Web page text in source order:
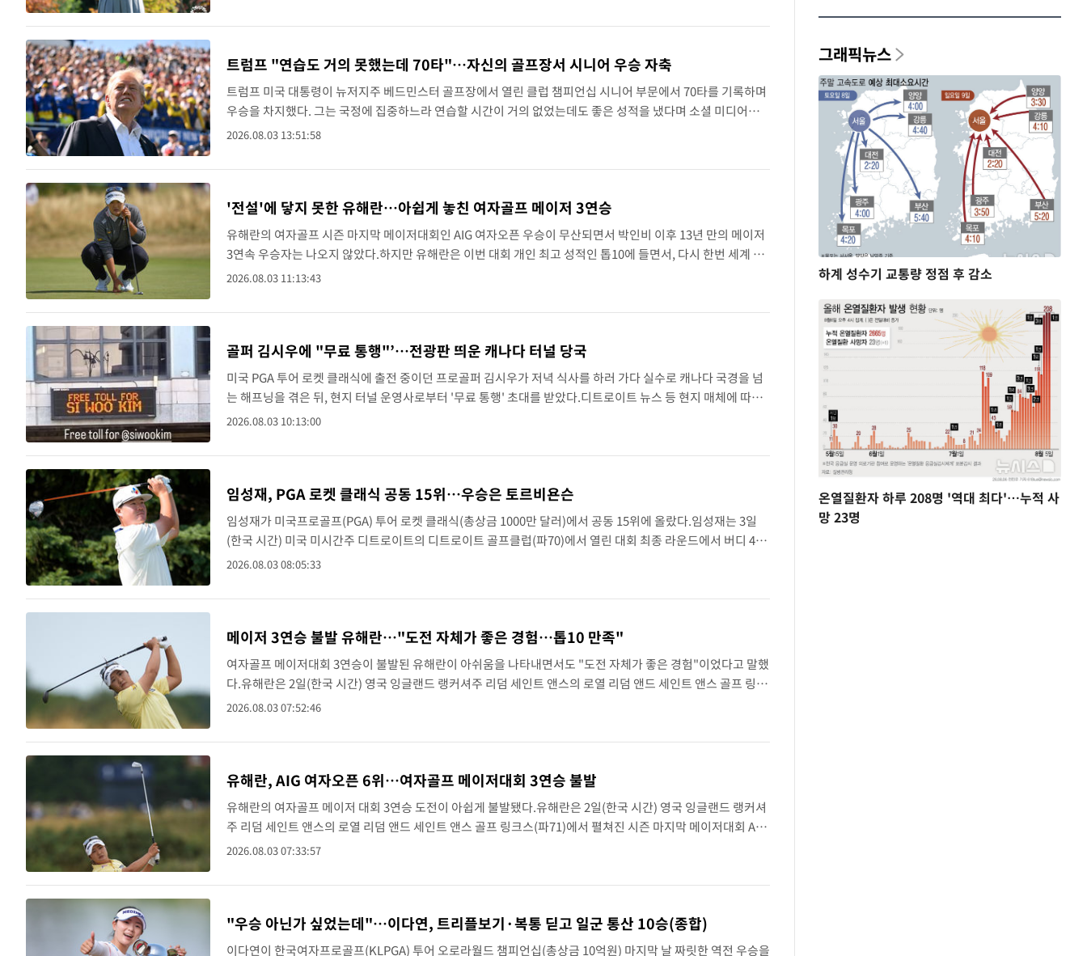
트럼프 "연습도 거의 못했는데 70타"…자신의 골프장서 시니어 우승 자축
트럼프 미국 대통령이 뉴저지주 베드민스터 골프장에서 열린 클럽 챔피언십 시니어 부문에서 70타를 기록하며
우승을 차지했다. 그는 국정에 집중하느라 연습할 시간이 거의 없었는데도 좋은 성적을 냈다며 소셜 미디어
(SNS)를 통해 직접 우승 소식을 전했다.2일(현지 시간) 폭스뉴스 계열 매체 아웃킥에 따르면 트럼프 대통령은
2026.08.03 13:51:58
'전설'에 닿지 못한 유해란…아쉽게 놓친 여자골프 메이저 3연승
유해란의 여자골프 시즌 마지막 메이저대회인 AIG 여자오픈 우승이 무산되면서 박인비 이후 13년 만의 메이저
3연속 우승자는 나오지 않았다.하지만 유해란은 이번 대회 개인 최고 성적인 톱10에 들면서, 다시 한번 세계 정
상급 기량을 확인했다.유해란은 2일(현지 시간) 영국 잉글랜드 랭커셔주 리덤 세인트 앤스의 로열 리덤 앤드 세
2026.08.03 11:13:43
골퍼 김시우에 "무료 통행"’…전광판 띄운 캐나다 터널 당국
미국 PGA 투어 로켓 클래식에 출전 중이던 프로골퍼 김시우가 저녁 식사를 하러 가다 실수로 캐나다 국경을 넘
는 해프닝을 겪은 뒤, 현지 터널 운영사로부터 '무료 통행' 초대를 받았다.디트로이트 뉴스 등 현지 매체에 따르
면 지난달 31일(현지시간) 윈저-디트로이트 터널 운영 당국은 공식 인스타그램에 터널 입구 전광판 사진을 올렸
2026.08.03 10:13:00
임성재, PGA 로켓 클래식 공동 15위…우승은 토르비욘슨
임성재가 미국프로골프(PGA) 투어 로켓 클래식(총상금 1000만 달러)에서 공동 15위에 올랐다.임성재는 3일
(한국 시간) 미국 미시간주 디트로이트의 디트로이트 골프클럽(파70)에서 열린 대회 최종 라운드에서 버디 4개,
보기 1개를 묶어 3언더파 67타를 쳤다.이로써 최종 합계 11언더파 269타를 적어낸 임성재는 공동 15위로 대회
2026.08.03 08:05:33
메이저 3연승 불발 유해란…"도전 자체가 좋은 경험…톱10 만족"
여자골프 메이저대회 3연승이 불발된 유해란이 아쉬움을 나타내면서도 "도전 자체가 좋은 경험"이었다고 말했
다.유해란은 2일(한국 시간) 영국 잉글랜드 랭커셔주 리덤 세인트 앤스의 로열 리덤 앤드 세인트 앤스 골프 링크
스(파71)에서 펼쳐진 시즌 마지막 메이저대회 AIG 여자오픈(총상금 1000만 달러) 최종 4라운드에서 버디 3개,
2026.08.03 07:52:46
유해란, AIG 여자오픈 6위…여자골프 메이저대회 3연승 불발
유해란의 여자골프 메이저 대회 3연승 도전이 아쉽게 불발됐다.유해란은 2일(한국 시간) 영국 잉글랜드 랭커셔
주 리덤 세인트 앤스의 로열 리덤 앤드 세인트 앤스 골프 링크스(파71)에서 펼쳐진 시즌 마지막 메이저대회 AIG
여자오픈(총상금 1000만 달러) 최종 4라운드에서 버디 3개, 보기 4개, 더블보기 1개를 묶어 3오버파 74타를 쳤
2026.08.03 07:33:57
"우승 아닌가 싶었는데"…이다연, 트리플보기·복통 딛고 일군 통산 10승(종합)
이다연이 한국여자프로골프(KLPGA) 투어 오로라월드 챔피언십(총상금 10억원) 마지막 날 짜릿한 역전 우승을
그래픽뉴스
하계 성수기 교통량 정점 후 감소
온열질환자 하루 208명 '역대 최다'…누적 사
망 23명